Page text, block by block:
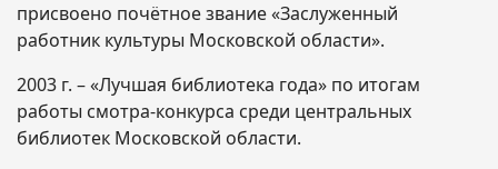
присвоено почётное звание «Заслуженный
работник культуры Московской области».
2003 г. – «Лучшая библиотека года» по итогам
работы смотра-конкурса среди центральных
библиотек Московской области.